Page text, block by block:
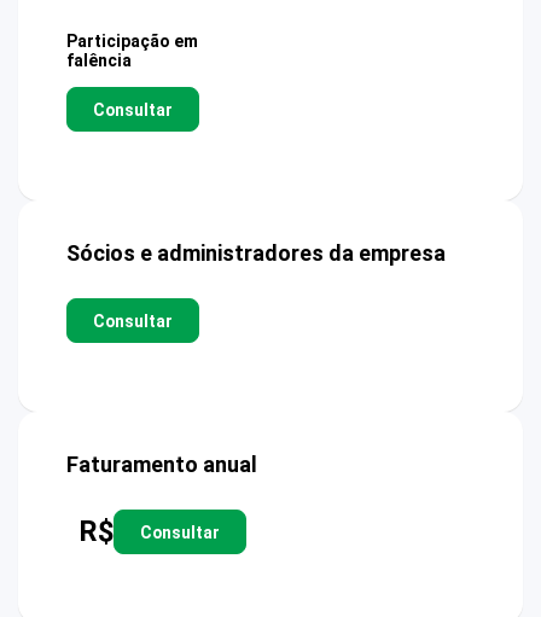
Participação em
falência
Consultar
Sócios e administradores da empresa
Consultar
Faturamento anual
R$ Consultar